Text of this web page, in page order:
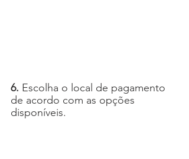
6. Escolha o local de pagamento
de acordo com as opções
disponíveis.